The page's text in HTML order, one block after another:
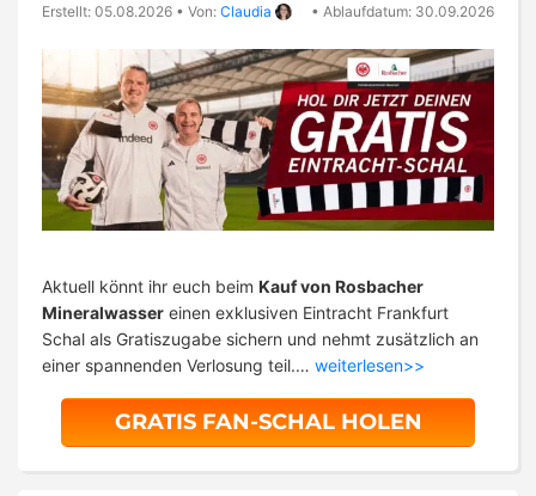
Erstellt: 05.08.2026 • Von: Claudia • Ablaufdatum: 30.09.2026
Aktuell könnt ihr euch beim Kauf von Rosbacher
Mineralwasser einen exklusiven Eintracht Frankfurt
Schal als Gratiszugabe sichern und nehmt zusätzlich an
einer spannenden Verlosung teil.… weiterlesen>>
GRATIS FAN-SCHAL HOLEN